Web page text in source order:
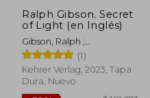
Ralph Gibson. Secret
of Light (en Inglés)
Gibson, Ralph ;
Schnakenberg, Sabine ;
Harder, Matthias
(1)
Kehrer Verlag, 2023, Tapa
Dura, Nuevo